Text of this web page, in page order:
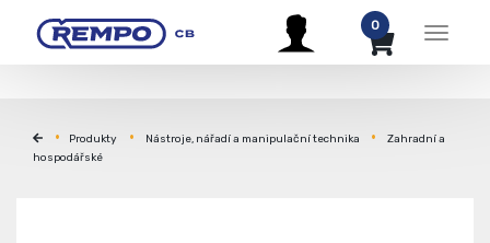
Menu
0
Produkty Nástroje, nářadí a manipulační technika
Zahradní a
hospodářské